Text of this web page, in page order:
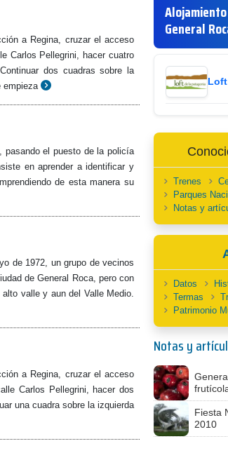
a Regina, cruzar el acceso
Carlos Pellegrini, hacer cuatro
dos cuadras sobre la
empieza
pasando el puesto de la policía
en aprender a identificar y
de esta manera su
de 1972, un grupo de vecinos
de General Roca, pero con
valle y aun del Valle Medio.
a Regina, cruzar el acceso
Carlos Pellegrini, hacer dos
una cuadra sobre la izquierda
General
Trenes
Parques
Notas y
Datos
Termas
Patrimonio
Notas y
Fiesta
2010